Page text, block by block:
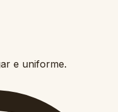
e uniforme.